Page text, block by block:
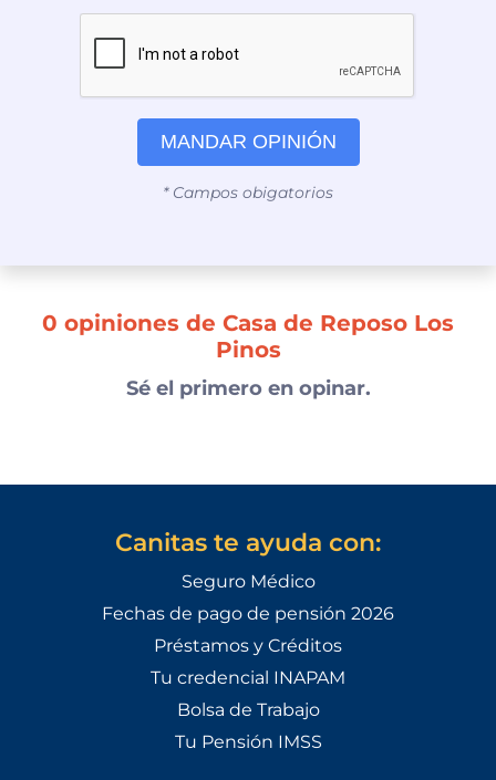
MANDAR OPINIÓN
* Campos obigatorios
0 opiniones de Casa de Reposo Los
Pinos
Sé el primero en opinar.
Canitas te ayuda con:
Seguro Médico
Fechas de pago de pensión 2026
Préstamos y Créditos
Tu credencial INAPAM
Bolsa de Trabajo
Tu Pensión IMSS